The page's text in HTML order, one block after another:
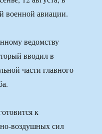
военной авиации.
ведомству
вводил в
части главного
к
воздушных сил